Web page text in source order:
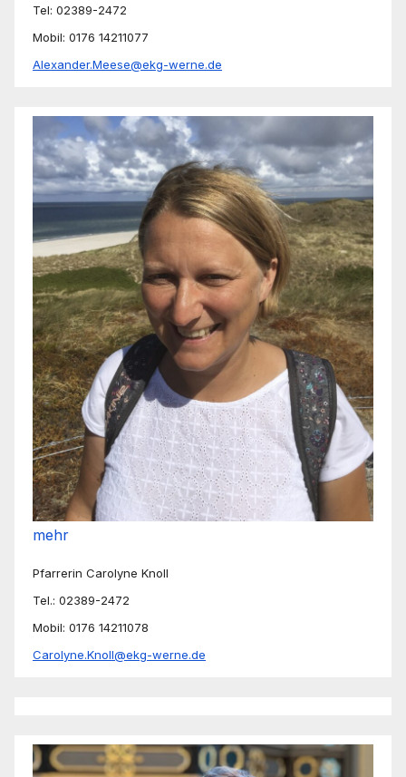
Tel: 02389-2472
Mobil: 0176 14211077
Alexander.Meese@ekg-werne.de
mehr
Pfarrerin Carolyne Knoll
Tel.: 02389-2472
Mobil: 0176 14211078
Carolyne.Knoll@ekg-werne.de